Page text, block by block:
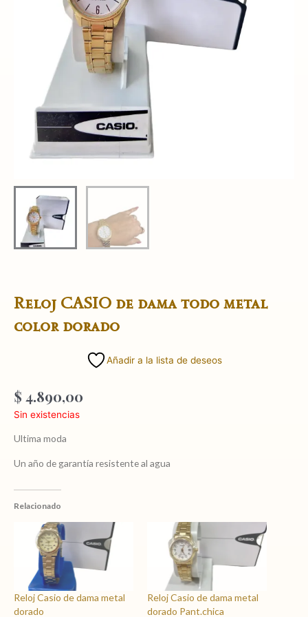
Reloj CASIO de dama todo metal
color dorado
Añadir a la lista de deseos
$ 4.890,00
Sin existencias
Ultima moda
Un año de garantía resistente al agua
Relacionado
Reloj Casio de dama metal
dorado
Reloj Casio de dama metal
dorado Pant.chica